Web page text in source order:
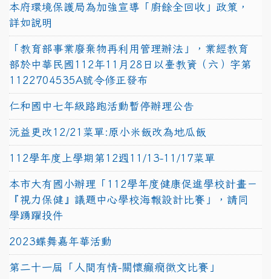
本府環境保護局為加強宣導「廚餘全回收」政策，
詳如說明
「教育部事業廢棄物再利用管理辦法」，業經教育
部於中華民國112年11月28日以臺教資（六）字第
1122704535A號令修正發布
仁和國中七年級路跑活動暫停辦理公告
沅益更改12/21菜單:原小米飯改為地瓜飯
112學年度上學期第12週11/13-11/17菜單
本市大有國小辦理「112學年度健康促進學校計畫－
『視力保健』議題中心學校海報設計比賽」，請同
學踴躍投件
2023蝶舞嘉年華活動
第二十一屆「人間有情-關懷癲癇徵文比賽」